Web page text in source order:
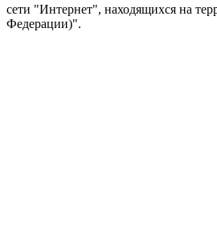
сети "Интернет", находящихся на
Федерации)".